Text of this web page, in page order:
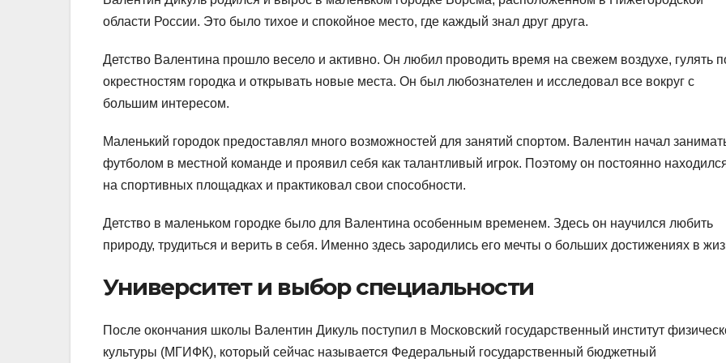
области России. Это было тихое и спокойное место, где каждый знал друг друга.
Детство Валентина прошло весело и активно. Он любил проводить время на свежем воздухе, гулять
окрестностям городка и открывать новые места. Он был любознателен и исследовал все вокруг с
большим интересом.
Маленький городок предоставлял много возможностей для занятий спортом. Валентин начал
футболом в местной команде и проявил себя как талантливый игрок. Поэтому он постоянно
на спортивных площадках и практиковал свои способности.
Детство в маленьком городке было для Валентина особенным временем. Здесь он научился любить
природу, трудиться и верить в себя. Именно здесь зародились его мечты о больших достижениях в
Университет и выбор специальности
После окончания школы Валентин Дикуль поступил в Московский государственный институт
культуры (МГИФК), который сейчас называется Федеральный государственный бюджетный